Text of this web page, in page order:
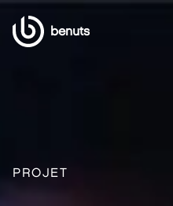
benuts
PROJET